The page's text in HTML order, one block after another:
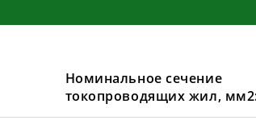
Номинальное сечение
токопроводящих жил,